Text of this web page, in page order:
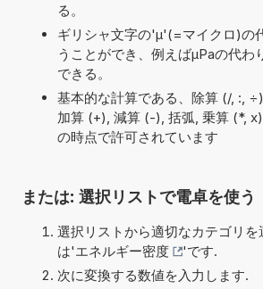
る。
ギリシャ文字の'μ'(=マイクロ)の
うことができ、例えばµPaの代わ
できる。
基本的な計算である、除算 (/, :,
加算 (+), 減算 (-), 括弧, 乗算 (*,
の時点で許可されています
または: 選択リストで電卓を使う
選択リストから適切なカテゴリ
は'エネルギー密度
'です.
次に変換する数値を入力します.